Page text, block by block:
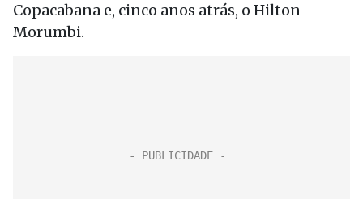
Copacabana e, cinco anos atrás, o Hilton
Morumbi.